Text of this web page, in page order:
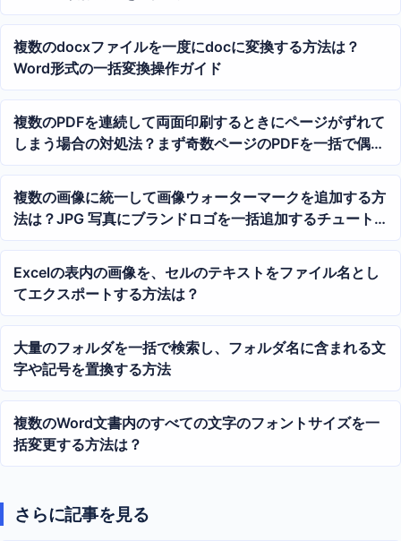
複数のdocxファイルを一度にdocに変換する方法は？
Word形式の一括変換操作ガイド
複数のPDFを連続して両面印刷するときにページがずれて
しまう場合の対処法？まず奇数ページのPDFを一括で偶数
ページに補完する
複数の画像に統一して画像ウォーターマークを追加する方
法は？JPG 写真にブランドロゴを一括追加するチュート
リアル
Excelの表内の画像を、セルのテキストをファイル名とし
てエクスポートする方法は？
大量のフォルダを一括で検索し、フォルダ名に含まれる文
字や記号を置換する方法
複数のWord文書内のすべての文字のフォントサイズを一
括変更する方法は？
さらに記事を見る